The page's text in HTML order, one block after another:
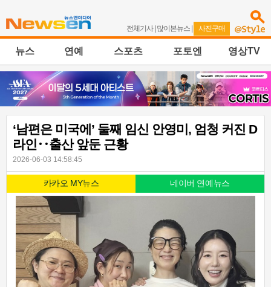
전체기사| 많이본뉴스 | 사진구매
뉴스 연예 스포츠 포토엔 영상TV
‘남편은 미국에’ 둘째 임신 안영미, 엄청 커진 D
라인‥출산 앞둔 근황
2026-06-03 14:58:45
카카오 MY뉴스 네이버 연예뉴스